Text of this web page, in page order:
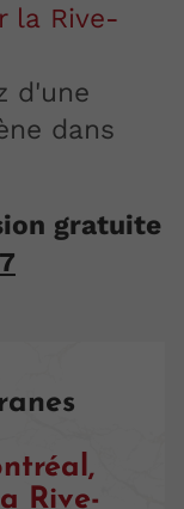
la Rive-
d'une
dans
gratuite
Rive-